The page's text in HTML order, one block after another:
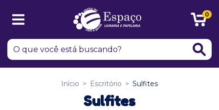
0
Início > Escritório > Sulfites
Sulfites